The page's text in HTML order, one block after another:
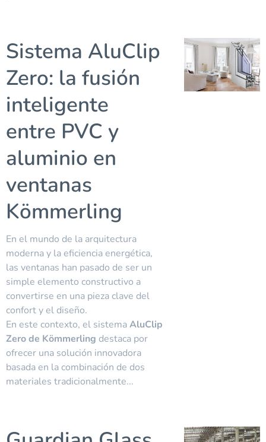
Sistema AluClip
Zero: la fusión
inteligente
entre PVC y
aluminio en
ventanas
Kömmerling
En el mundo de la arquitectura
moderna y la eficiencia energética,
las ventanas han pasado de ser un
simple elemento constructivo a
convertirse en una pieza clave del
confort y el diseño.
En este contexto, el sistemaAluClip
Zero de Kömmerling destaca por
ofrecer una solución innovadora
basada en la combinación de dos
materiales tradicionalmente...